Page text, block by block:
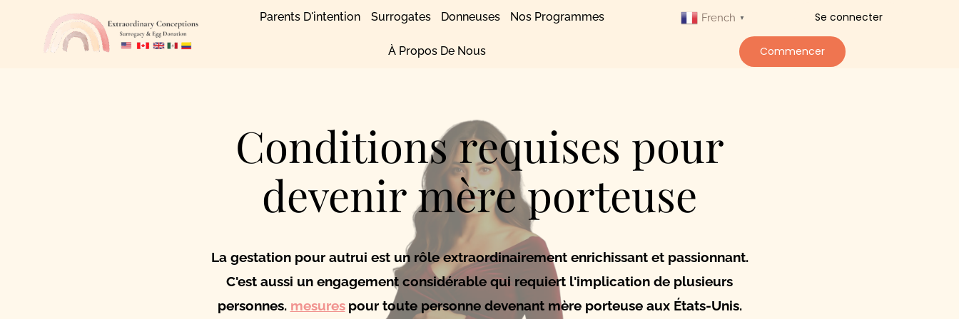
contenu
Parents D'intention Surrogates Donneuses Nos Programmes
À Propos De Nous
French ▼ Se connecter
Commencer
Conditions requises pour
devenir mère porteuse
La gestation pour autrui est un rôle extraordinairement enrichissant et passionnant.
C'est aussi un engagement considérable qui requiert l'implication de plusieurs
personnes. mesures pour toute personne devenant mère porteuse aux États-Unis.